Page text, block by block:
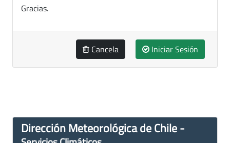
Gracias.
Cancela Iniciar Sesión
Dirección Meteorológica de Chile -